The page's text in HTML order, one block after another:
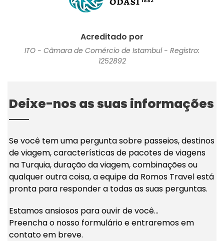
Acreditado por
ITO - Câmara de Comércio de Istambul - Registro:
1252892
Deixe-nos as suas informações
Se você tem uma pergunta sobre passeios, destinos
de viagem, características de pacotes de viagens
na Turquia, duração da viagem, combinações ou
qualquer outra coisa, a equipe da Romos Travel está
pronta para responder a todas as suas perguntas.
Estamos ansiosos para ouvir de você...
Preencha o nosso formulário e entraremos em
contato em breve.